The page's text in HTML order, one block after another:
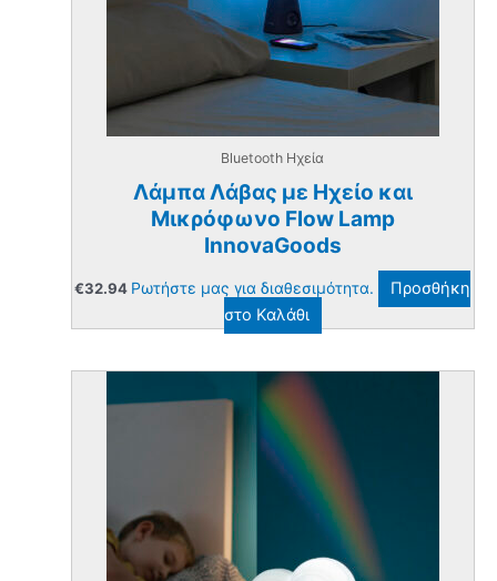
Bluetooth Ηχεία
Λάμπα Λάβας με Ηχείο και
Μικρόφωνο Flow Lamp
InnovaGoods
€32.94 Ρωτήστε μας για διαθεσιμότητα.
Προσθήκη
στο Καλάθι